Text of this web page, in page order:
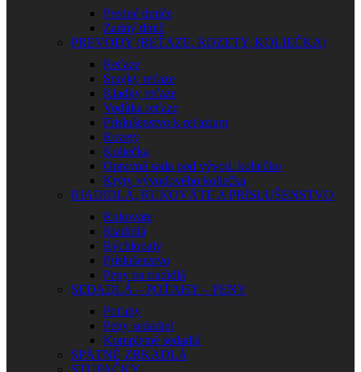
Predné tlmiče
Zadný tlmič
PREVODY (REŤAZE, ROZETY, KOLIEČKA)
Reťaze
Spojky reťaze
Kladky reťaze
Vodítka reťaze
Príslušenstvo k reťaziam
Rozety
Koliečka
Opravná sada pod vývod. koliečko
Kryty vývodového koliečka
RIADIDLÁ, RUKOVÄTE A PRÍSLUŠENSTVO
Rukoväte
Riadidlá
Rýchlopaly
Príslušenstvo
Peny na riadidlá
SEDADLÁ – POŤAHY – PENY
Poťahy
Peny sedadiel
Kompletné sedadlá
SPÄTNÉ ZRKADLÁ